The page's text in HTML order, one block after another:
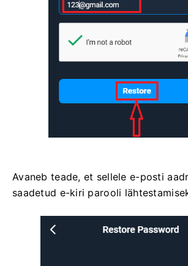
Avaneb teade, et sellele e-posti
saadetud e-kiri parooli